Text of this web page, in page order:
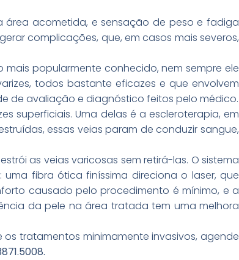
área acometida, e sensação de peso e fadiga
complicações, que, em casos mais severos,
popularmente conhecido, nem sempre ele
todos bastante eficazes e que envolvem
de avaliação e diagnóstico feitos pelo médico.
superficiais. Uma delas é a escleroterapia, em
essas veias param de conduzir sangue,
as veias varicosas sem retirá-las. O sistema
fibra ótica finíssima direciona o laser, que
causado pelo procedimento é mínimo, e a
da pele na área tratada tem uma melhora
tratamentos minimamente invasivos, agende